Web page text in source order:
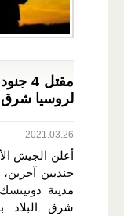
مقتل
لروسيا شرق
2021.03.26
أعلن الجيش
جنديين
مدينة
شرق البلاد